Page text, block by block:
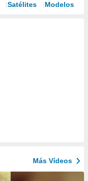
Satélites Modelos
Más Vídeos